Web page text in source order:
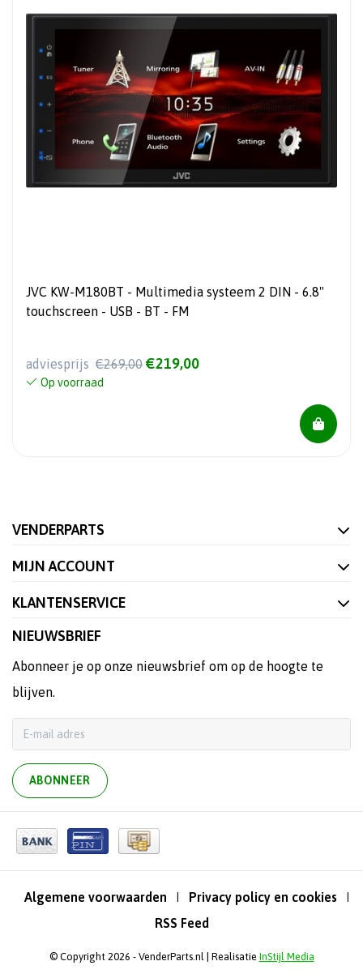
JVC KW-M180BT - Multimedia systeem 2 DIN - 6.8"
touchscreen - USB - BT - FM
adviesprijs €269,00 €219,00
Op voorraad
VENDERPARTS
MIJN ACCOUNT
KLANTENSERVICE
NIEUWSBRIEF
Abonneer je op onze nieuwsbrief om op de hoogte te
blijven.
ABONNEER
Algemene voorwaarden Privacy policy en cookies
RSS Feed
© Copyright 2026 - VenderParts.nl | Realisatie InStijl Media